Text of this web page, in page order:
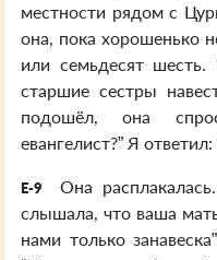
местности рядом с
она, пока хорошенько
или семьдесят
старшие сестры
подошёл, она
евангелист?” Я
E-9
Она
слышала, что ваша
нами только